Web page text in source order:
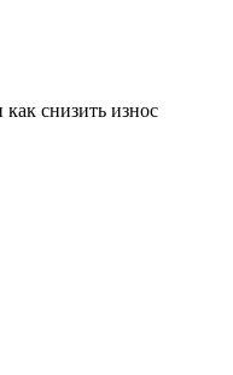
снизить износ